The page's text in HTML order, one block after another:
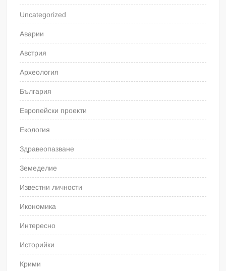
Uncategorized
Аварии
Австрия
Археология
България
Европейски проекти
Екология
Здравеопазване
Земеделие
Известни личности
Икономика
Интересно
Историйки
Крими